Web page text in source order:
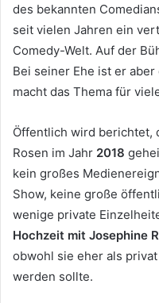
des bekannten
seit vielen Jahren ein
Comedy-Welt. Auf der
Bei seiner Ehe ist er
macht das Thema für
Öffentlich wird berichtet,
Rosen im Jahr 2018
kein großes
Show, keine große
wenige private
Hochzeit mit Josephine
obwohl sie eher als
werden sollte.